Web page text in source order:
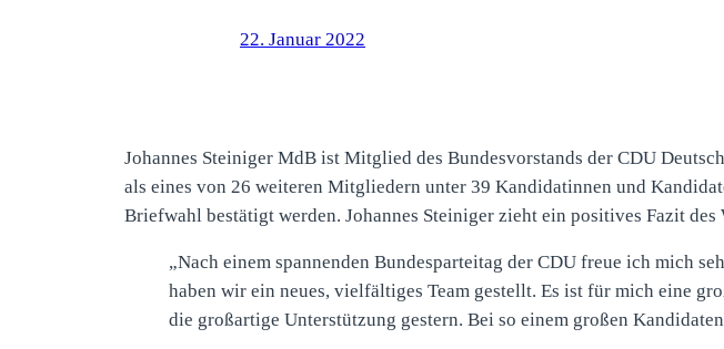
22. Januar 2022
Johannes Steiniger MdB ist Mitglied des Bundesvorstands der CDU
als eines von 26 weiteren Mitgliedern unter 39 Kandidatinnen und
Briefwahl bestätigt werden. Johannes Steiniger zieht ein positives Fazit des
„Nach einem spannenden Bundesparteitag der CDU freue ich mich
haben wir ein neues, vielfältiges Team gestellt. Es ist für mich eine
die großartige Unterstützung gestern. Bei so einem großen